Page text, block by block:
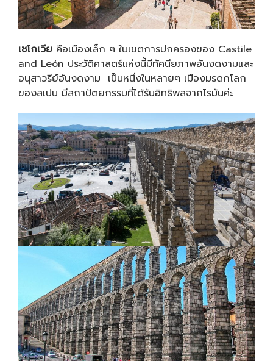
เซโกเวีย คือเมืองเล็ก ๆ ในเขตการปกครองของ Castile
and León ประวัติศาสตร์แห่งนี้มีทัศนียภาพอันงดงามและ
อนุสาวรีย์อันงดงาม เป็นหนึ่งในหลายๆ เมืองมรดกโลก
ของสเปน มีสถาปัตยกรรมที่ได้รับอิทธิพลจากโรมันค่ะ